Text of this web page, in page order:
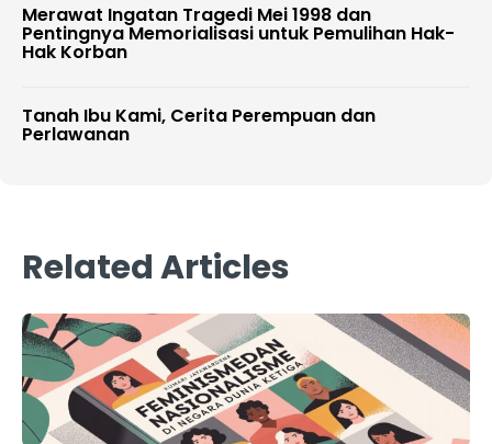
Merawat Ingatan Tragedi Mei 1998 dan
Pentingnya Memorialisasi untuk Pemulihan Hak-
Hak Korban
Tanah Ibu Kami, Cerita Perempuan dan
Perlawanan
Related Articles